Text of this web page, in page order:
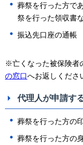
葬祭を行った方で
祭を行った領収書
振込先口座の通帳
※亡くなった被保険者
の窓口へお返しくださ
代理人が申請す
葬祭を行った方の
葬祭を行った方の